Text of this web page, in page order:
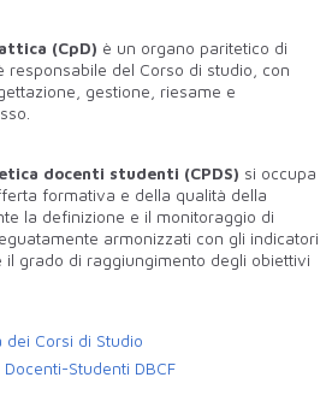
(CpD) è un organo paritetico di
responsabile del Corso di studio, con
gestione, riesame e
docenti studenti (CPDS) si occupa
formativa e della qualità della
la definizione e il monitoraggio di
armonizzati con gli indicatori
il grado di raggiungimento degli obiettivi
dei Corsi di Studio
Studenti DBCF